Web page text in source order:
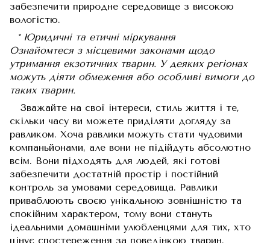
забезпечити природне середовище з високою
вологістю.
* Юридичні та етичні міркування
Ознайомтеся з місцевими законами щодо
утримання екзотичних тварин. У деяких регіонах
можуть діяти обмеження або особливі вимоги до
таких тварин.
Зважайте на свої інтереси, стиль життя і те,
скільки часу ви можете приділяти догляду за
равликом. Хоча равлики можуть стати чудовими
компаньйонами, але вони не підійдуть абсолютно
всім. Вони підходять для людей, які готові
забезпечити достатній простір і постійний
контроль за умовами середовища. Равлики
приваблюють своєю унікальною зовнішністю та
спокійним характером, тому вони стануть
ідеальними домашніми улюбленцями для тих, хто
цінує спостереження за поведінкою тварин.